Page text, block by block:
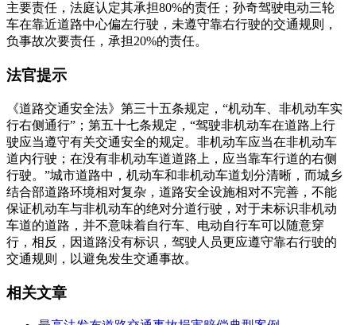
主要责任，法庭认定其承担80%的责任；孙奇驾驶电动三轮
车在靠近道路中心偏左行驶，未遵守靠右行驶的交通规则，
负事故次要责任，承担20%的责任。
法官提示
《道路交通安全法》第三十五条规定，“机动车、非机动车实
行右侧通行”；第五十七条规定，“驾驶非机动车在道路上行
驶应当遵守有关交通安全的规定。非机动车应当在非机动车
道内行驶；在没有非机动车道道路上，应当靠车行道的右侧
行驶。”城市道路中，机动车和非机动车道划分清晰，而城乡
结合部道路环境相对复杂，道路安全设施相对不完善，不能
保证机动车与非机动车的绝对分道行驶，对于未标识非机动
车道的道路，并不意味着自行车、电动自行车可以随意穿
行，相反，因道路没有标识，驾驶人员更应遵守靠右行驶的
交通规则，以避免发生交通事故。
相关文章